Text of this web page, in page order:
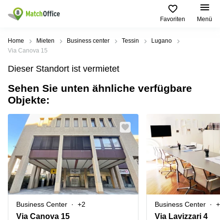
Favoriten Menü
Mieten / Vermieten
Produktseiten
Büro
Business
Coworking
Virtuelle
Büros
Besprechungsräume
Beliebte
Städte
Coworking
Zürich
Coworking
Zug
Coworking
Basel
Coworking
Luzern
Coworking
Lugano
Beliebte
Suchanfragen
Leutschenbachstrasse
95 Zürich
Bahnhofplatz
1 Zürich
Bahnhofstrasse
10 Zürich
Bahnhofstrasse
100 Zürich
Europaallee
41 Zürich
Hilfe
Über uns
Büro vermieten
Preis
Anmelden
Sprache wählen
French
Home Mieten Business center Tessin
Lugano
Via Canova 15
Dieser Standort ist vermietet
Sehen Sie unten ähnliche verfügbare
Objekte:
Business Center +2
Via Canova 15
Business Center
Via Lavizzari 4